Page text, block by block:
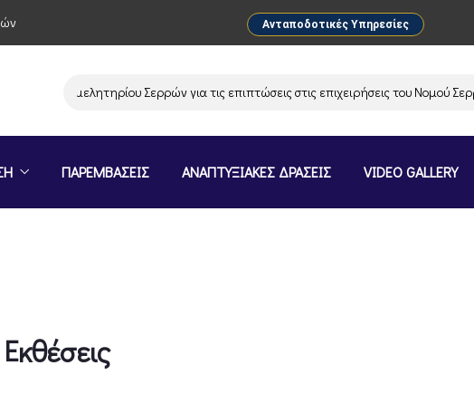
Ανταποδοτικές Υπηρεσίες
του Επιμελητηρίου Σερρών για τις επιπτώσεις στις επιχειρήσεις του Νομού
ΠΑΡΕΜΒΑΣΕΙΣ ΑΝΑΠΤΥΞΙΑΚΕΣ ΔΡΑΣΕΙΣ VIDEO GALLERY